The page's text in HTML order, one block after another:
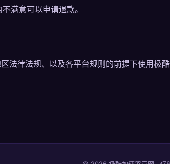
满意可以申请退款。
法律法规、以及各平台规则的前提下使用极